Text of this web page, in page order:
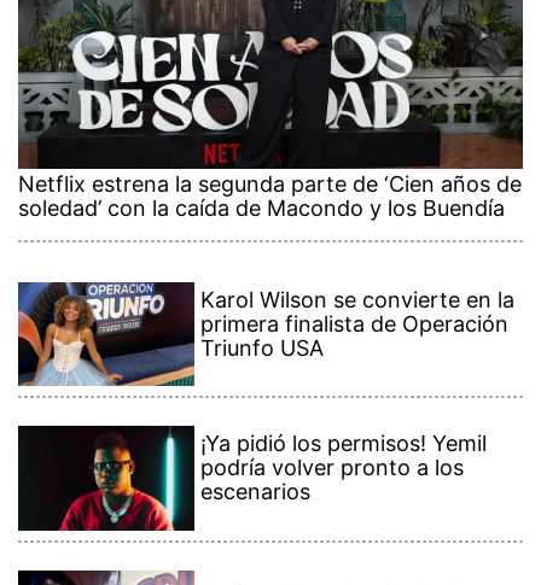
Netflix estrena la segunda parte de ‘Cien años de
soledad’ con la caída de Macondo y los Buendía
Karol Wilson se convierte en la
primera finalista de Operación
Triunfo USA
¡Ya pidió los permisos! Yemil
podría volver pronto a los
escenarios